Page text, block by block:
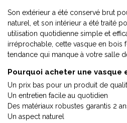
Son extérieur a été conservé brut
naturel, et son intérieur a été traité
utilisation quotidienne simple et
irréprochable, cette vasque en bois
tendance qui manque à votre salle
Pourquoi acheter une vasque
Un prix bas pour un produit de
Un entretien facile au quotidien
Des matériaux robustes garantis 2
Un aspect naturel